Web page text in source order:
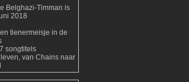
Belghazi-Timman is
2018
tienermeisje in de
songtitels
van Chains naar